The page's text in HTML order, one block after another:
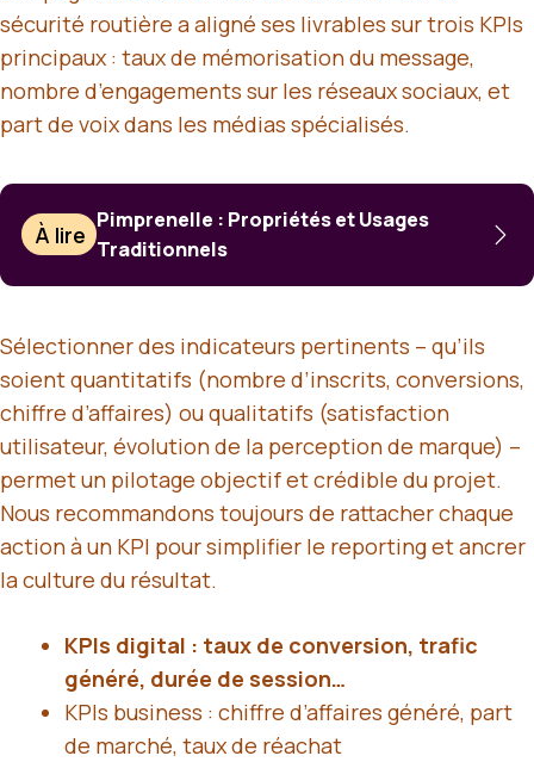
sécurité routière a aligné ses livrables sur trois KPIs
principaux : taux de mémorisation du message,
nombre d’engagements sur les réseaux sociaux, et
part de voix dans les médias spécialisés.
À lire
Pimprenelle : Propriétés et Usages
Traditionnels
Sélectionner des indicateurs pertinents – qu’ils
soient quantitatifs (nombre d’inscrits, conversions,
chiffre d’affaires) ou qualitatifs (satisfaction
utilisateur, évolution de la perception de marque) –
permet un pilotage objectif et crédible du projet.
Nous recommandons toujours de rattacher chaque
action à un KPI pour simplifier le reporting et ancrer
la culture du résultat.
KPIs digital : taux de conversion, trafic
généré, durée de session…
KPIs business : chiffre d’affaires généré, part
de marché, taux de réachat